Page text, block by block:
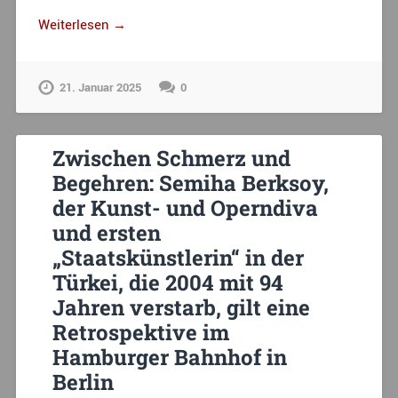
Weiterlesen →
21. Januar 2025 0
Zwischen Schmerz und
Begehren: Semiha Berksoy,
der Kunst- und Operndiva
und ersten
„Staatskünstlerin“ in der
Türkei, die 2004 mit 94
Jahren verstarb, gilt eine
Retrospektive im
Hamburger Bahnhof in
Berlin